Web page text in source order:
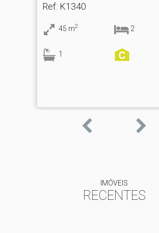
: K1340
m2
IMÓVEIS
RECENTES